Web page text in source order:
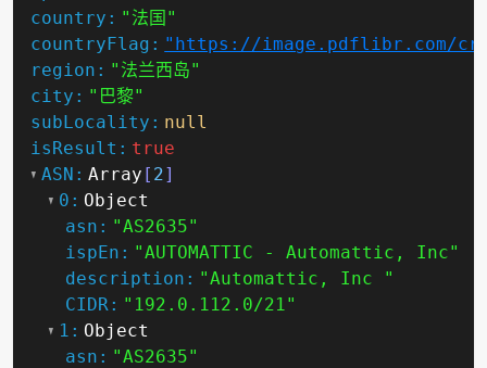
country: "法国"
countryFlag: "https://image.pdflibr.com/
region: "法兰西岛"
city: "巴黎"
subLocality: null
isResult: true
ASN: Array [ 2]
0: Object
asn: "AS2635"
ispEn: "AUTOMATTIC - Automattic, Inc"
description: "Automattic, Inc "
CIDR: "192.0.112.0/21"
1: Object
asn: "AS2635"